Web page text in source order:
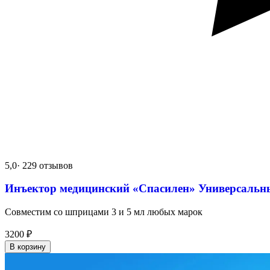
5,0· 229 отзывов
Инъектор медицинский «Спасилен»
Совместим со шприцами 3 и 5 мл любых марок
3200 ₽
В корзину